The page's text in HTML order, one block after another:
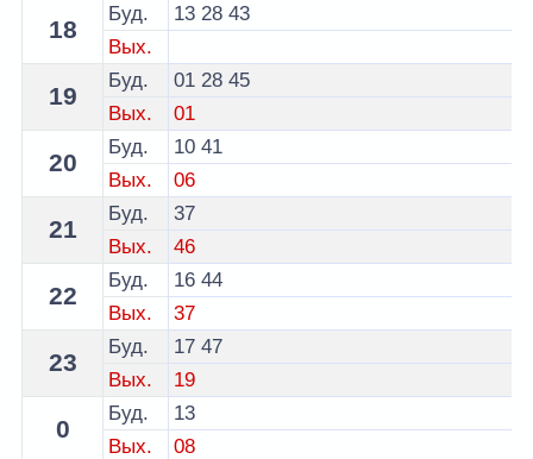
18
Буд. 13 28 43
Вых.
19
Буд. 01 28 45
Вых.
01
20
Буд. 10 41
Вых.
06
21
Буд.
37
Вых.
46
22
Буд. 16 44
Вых.
37
23
Буд. 17 47
Вых.
19
0
Буд.
13
Вых.
08